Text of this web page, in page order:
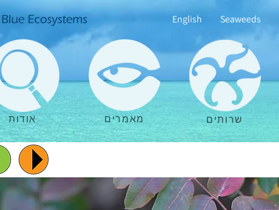
English Seaweeds
אודות מאמרים שרותים